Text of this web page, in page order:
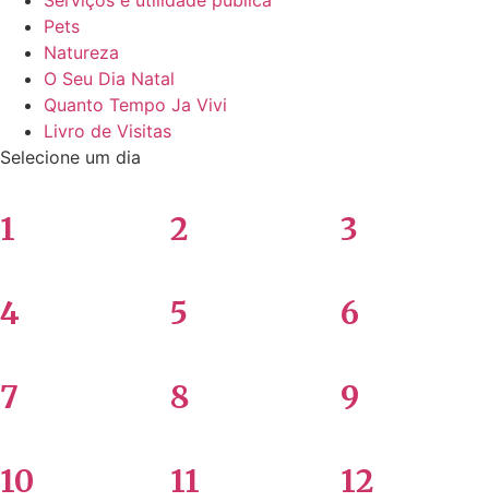
Pets
Natureza
O Seu Dia Natal
Quanto Tempo Ja Vivi
Livro de Visitas
Selecione um dia
1 2 3
4 5 6
7 8 9
10 11 12